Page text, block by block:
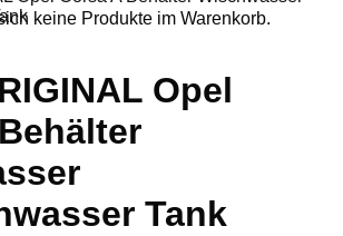
keine Produkte im Warenkorb.
Opel
Tank